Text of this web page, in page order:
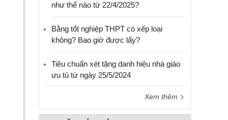
như thế nào từ 22/4/2025?
Bằng tốt nghiệp THPT có xếp loại
không? Bao giờ được lấy?
Tiêu chuẩn xét tặng danh hiệu nhà giáo
ưu tú từ ngày 25/5/2024
Xem thêm